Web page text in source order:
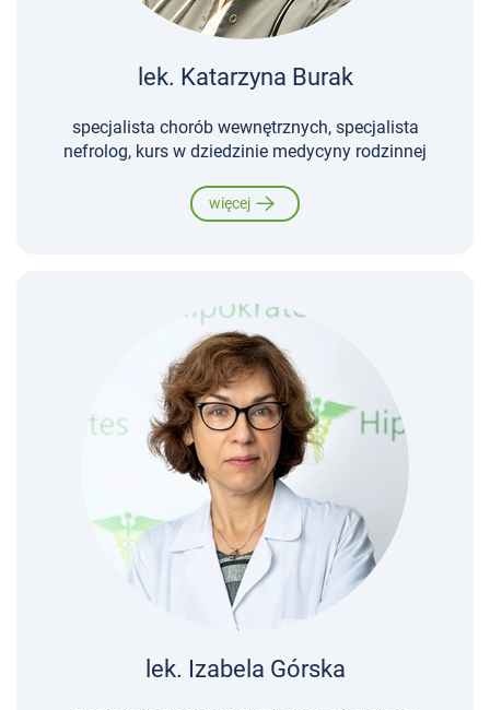
lek. Katarzyna Burak
specjalista chorób wewnętrznych, specjalista
nefrolog, kurs w dziedzinie medycyny rodzinnej
więcej
lek. Izabela Górska